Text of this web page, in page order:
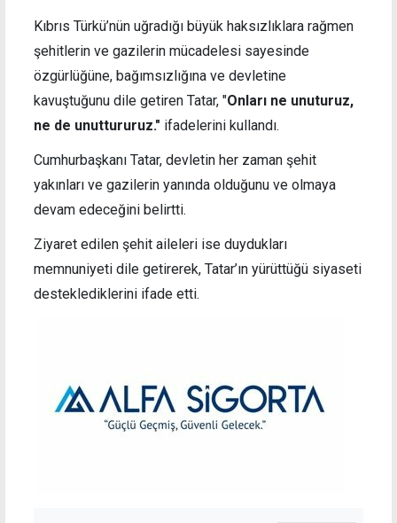
Kıbrıs Türkü’nün uğradığı büyük haksızlıklara rağmen
şehitlerin ve gazilerin mücadelesi sayesinde
özgürlüğüne, bağımsızlığına ve devletine
kavuştuğunu dile getiren Tatar, "Onları ne unuturuz,
ne de unuttururuz." ifadelerini kullandı.
Cumhurbaşkanı Tatar, devletin her zaman şehit
yakınları ve gazilerin yanında olduğunu ve olmaya
devam edeceğini belirtti.
Ziyaret edilen şehit aileleri ise duydukları
memnuniyeti dile getirerek, Tatar’ın yürüttüğü siyaseti
desteklediklerini ifade etti.